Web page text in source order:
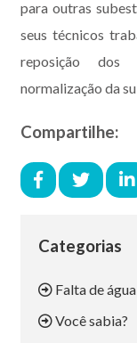
para outras
seus técnicos
reposição dos
normalização da
Compartilhe:
Categorias
Falta de água
Você sabia?